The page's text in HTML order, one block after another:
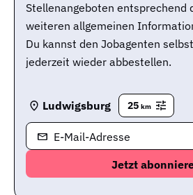
Stellenangeboten entsprechend
weiteren allgemeinen
Du kannst den Jobagenten
jederzeit wieder abbestellen.
Ludwigsburg 25 km
E-Mail-Adresse